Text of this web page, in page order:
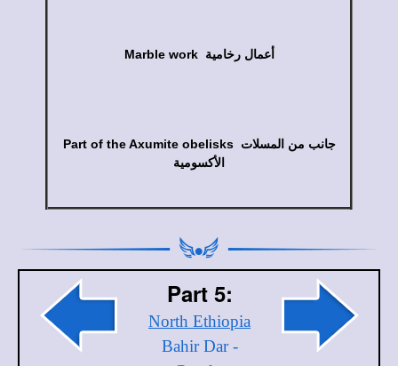
Marble work أعمال رخامية
Part of the Axumite obelisks جانب من المسلات
الأكسومية
Part 5:
North Ethiopia
Bahir Dar -